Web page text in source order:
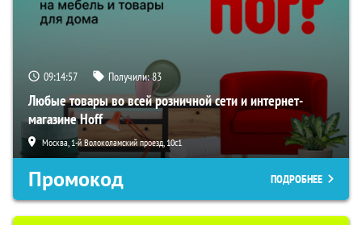
09:14:56 Получили:83
Любые товары во всей розничной сети и интернет-
магазине Hoff
Москва, 1-й Волоколамский проезд, 10с1
Промокод ПОДРОБНЕЕ